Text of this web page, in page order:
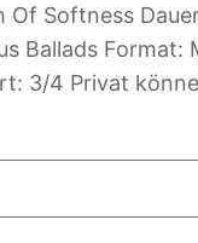
Of Softness
Ballads
3/4 Privat